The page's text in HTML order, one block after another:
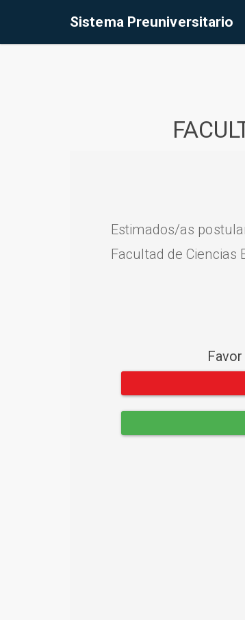
Sistema Preuniversitario
Estimados/as
Facultad de Ciencias